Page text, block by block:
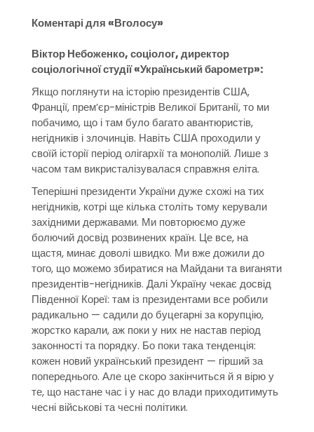
Коментарі для «Вголосу»
Віктор Небоженко, соціолог, директор
соціологічної студії «Український барометр»:
Якщо поглянути на історію президентів США,
Франції, прем’єр-міністрів Великої Британії, то ми
побачимо, що і там було багато авантюристів,
негідників і злочинців. Навіть США проходили у
своїй історії період олігархії та монополій. Лише з
часом там викристалізувалася справжня еліта.
Теперішні президенти України дуже схожі на тих
негідників, котрі ще кілька століть тому керували
західними державами. Ми повторюємо дуже
болючий досвід розвинених країн. Це все, на
щастя, минає доволі швидко. Ми вже дожили до
того, що можемо збиратися на Майдани та виганяти
президентів-негідників. Далі Україну чекає досвід
Південної Кореї: там із президентами все робили
радикально — садили до буцегарні за корупцію,
жорстко карали, аж поки у них не настав період
законності та порядку. Бо поки така тенденція:
кожен новий український президент — гірший за
попереднього. Але це скоро закінчиться й я вірю у
те, що настане час і у нас до влади приходитимуть
чесні військові та чесні політики.